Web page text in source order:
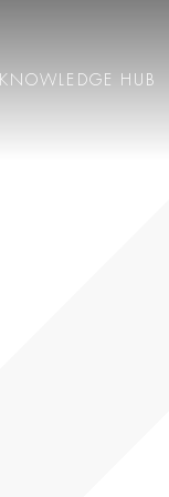
KNOWLEDGE HUB